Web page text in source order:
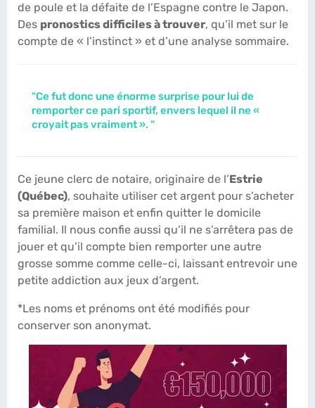
de poule et la défaite de l’Espagne contre le Japon.
Des pronostics difficiles à trouver, qu’il met sur le
compte de « l’instinct » et d’une analyse sommaire.
"Ce fut donc une énorme surprise pour lui de
remporter ce pari sportif, envers lequel il ne «
croyait pas vraiment ». "
Ce jeune clerc de notaire, originaire de l’Estrie
(Québec), souhaite utiliser cet argent pour s’acheter
sa première maison et enfin quitter le domicile
familial. Il nous confie aussi qu’il ne s’arrêtera pas de
jouer et qu’il compte bien remporter une autre
grosse somme comme celle-ci, laissant entrevoir une
petite addiction aux jeux d’argent.
*Les noms et prénoms ont été modifiés pour
conserver son anonymat.